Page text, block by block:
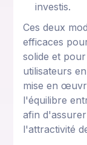
investis.
Ces deux
efficaces
solide et
utilisateurs
mise en
l'équilibre
afin
l'attractivité